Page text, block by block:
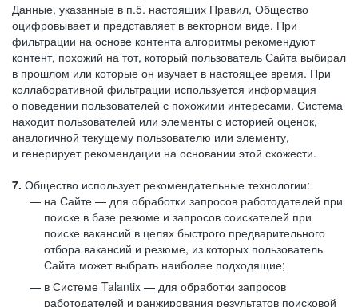
Данные, указанные в п.5. настоящих Правил, Общество
оцифровывает и представляет в векторном виде. При
фильтрации на основе контента алгоритмы рекомендуют
контент, похожий на тот, который пользователь Сайта выбирал
в прошлом или которые он изучает в настоящее время. При
коллаборативной фильтрации используется информация
о поведении пользователей с похожими интересами. Система
находит пользователей или элементы с историей оценок,
аналогичной текущему пользователю или элементу,
и генерирует рекомендации на основании этой схожести.
7. Общество использует рекомендательные технологии:
на Сайте — для обработки запросов работодателей при
поиске в базе резюме и запросов соискателей при
поиске вакансий в целях быстрого предварительного
отбора вакансий и резюме, из которых пользователь
Сайта может выбрать наиболее подходящие;
в Системе Talantix — для обработки запросов
работодателей и ранжирования результатов поисковой